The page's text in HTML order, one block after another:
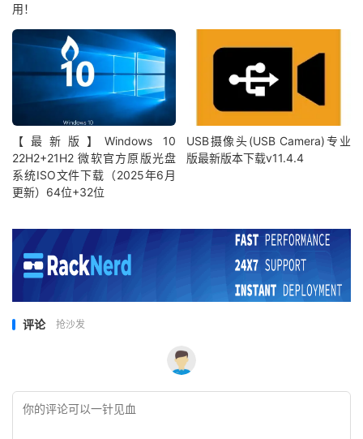
用！
【最新版】Windows 10
22H2+21H2 微软官方原版光盘
系统ISO文件下载（2025年6月
更新）64位+32位
USB摄像头(USB Camera)专业
版最新版本下载v11.4.4
评论 抢沙发